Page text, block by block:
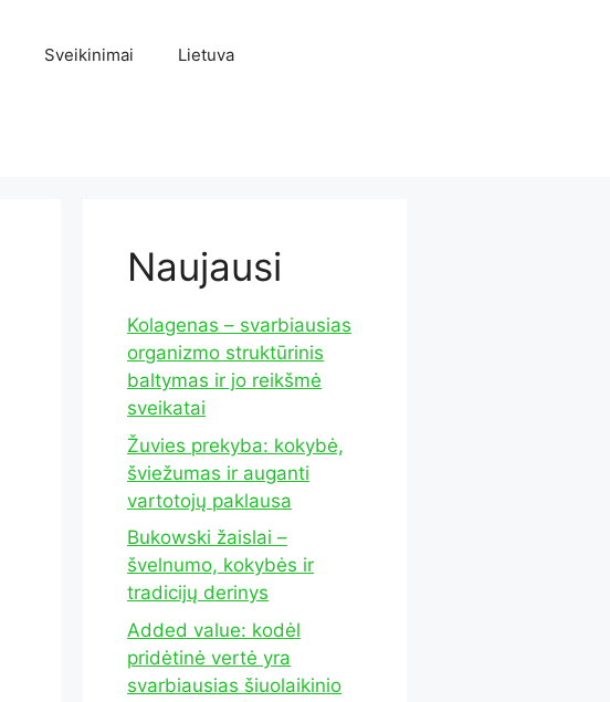
Sveikinimai Lietuva
Naujausi
Kolagenas – svarbiausias
organizmo struktūrinis
baltymas ir jo reikšmė
sveikatai
Žuvies prekyba: kokybė,
šviežumas ir auganti
vartotojų paklausa
Bukowski žaislai –
švelnumo, kokybės ir
tradicijų derinys
Added value: kodėl
pridėtinė vertė yra
svarbiausias šiuolaikinio